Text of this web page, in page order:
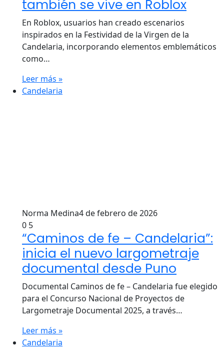
también se vive en Roblox
En Roblox, usuarios han creado escenarios
inspirados en la Festividad de la Virgen de la
Candelaria, incorporando elementos emblemáticos
como…
Leer más »
Candelaria
Norma Medina4 de febrero de 2026
0 5
“Caminos de fe – Candelaria”:
inicia el nuevo largometraje
documental desde Puno
Documental Caminos de fe – Candelaria fue elegido
para el Concurso Nacional de Proyectos de
Largometraje Documental 2025, a través…
Leer más »
Candelaria